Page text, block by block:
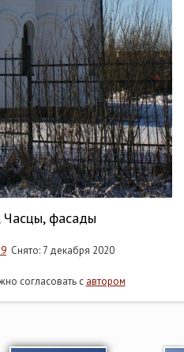
фасады
Снято: 7 декабря 2020
согласовать с автором